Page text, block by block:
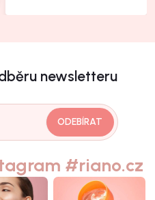
newsletteru
ODEBÍRAT
#riano.cz